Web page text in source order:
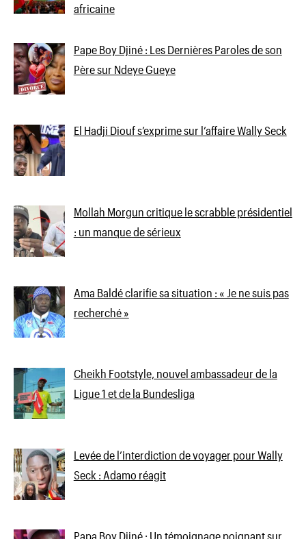
africaine
Pape Boy Djiné : Les Dernières Paroles de son
Père sur Ndeye Gueye
El Hadji Diouf s’exprime sur l’affaire Wally Seck
Mollah Morgun critique le scrabble présidentiel
: un manque de sérieux
Ama Baldé clarifie sa situation : « Je ne suis pas
recherché »
Cheikh Footstyle, nouvel ambassadeur de la
Ligue 1 et de la Bundesliga
Levée de l’interdiction de voyager pour Wally
Seck : Adamo réagit
Papa Boy Djiné : Un témoignage poignant sur